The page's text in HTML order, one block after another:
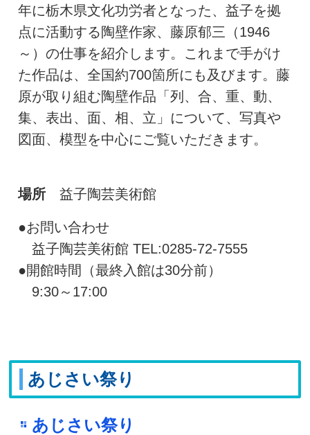
年に栃木県文化功労者となった、益子を拠
点に活動する陶壁作家、藤原郁三（1946
～）の仕事を紹介します。これまで手がけ
た作品は、全国約700箇所にも及びます。藤
原が取り組む陶壁作品「列、合、重、動、
集、表出、面、相、立」について、写真や
図面、模型を中心にご覧いただきます。
場所益子陶芸美術館
●お問い合わせ
益子陶芸美術館 TEL:0285-72-7555
●開館時間（最終入館は30分前）
9:30～17:00
あじさい祭り
あじさい祭り